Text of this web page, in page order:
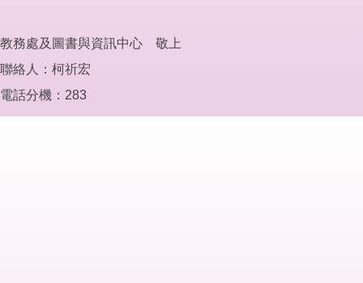
教務處及圖書與資訊中心 敬上
聯絡人：柯祈宏
電話分機：283